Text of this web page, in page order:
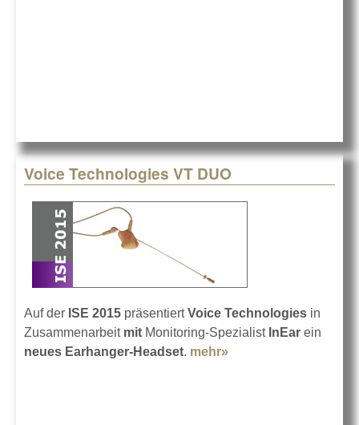
Voice Technologies VT DUO
Auf der ISE 2015 präsentiertVoice Technologies in
Zusammenarbeit mit Monitoring-Spezialist InEar ein
neues Earhanger-Headset. mehr»